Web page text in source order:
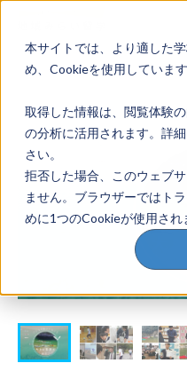
本サイトでは、より適した
め、Cookieを使用しています
取得した情報は、閲覧体験
の分析に活用されます。詳
さい。
拒否した場合、このウェブ
ません。ブラウザーではト
めに1つのCookieが使用され
地域みらい留学の
地域みらい留学と
学校を探す
イベントを探す
おためし地域留学
マガジン
奨学金について